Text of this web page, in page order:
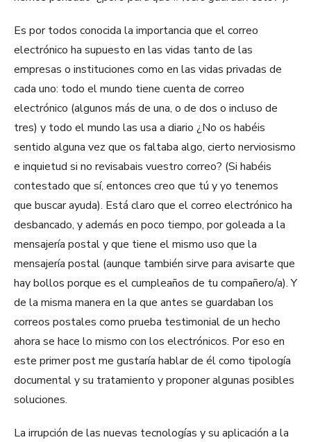
Es por todos conocida la importancia que el correo
electrónico ha supuesto en las vidas tanto de las
empresas o instituciones como en las vidas privadas de
cada uno: todo el mundo tiene cuenta de correo
electrónico (algunos más de una, o de dos o incluso de
tres) y todo el mundo las usa a diario ¿No os habéis
sentido alguna vez que os faltaba algo, cierto nerviosismo
e inquietud si no revisabais vuestro correo? (Si habéis
contestado que sí, entonces creo que tú y yo tenemos
que buscar ayuda). Está claro que el correo electrónico ha
desbancado, y además en poco tiempo, por goleada a la
mensajería postal y que tiene el mismo uso que la
mensajería postal (aunque también sirve para avisarte que
hay bollos porque es el cumpleaños de tu compañero/a). Y
de la misma manera en la que antes se guardaban los
correos postales como prueba testimonial de un hecho
ahora se hace lo mismo con los electrónicos. Por eso en
este primer post me gustaría hablar de él como tipología
documental y su tratamiento y proponer algunas posibles
soluciones.
La irrupción de las nuevas tecnologías y su aplicación a la